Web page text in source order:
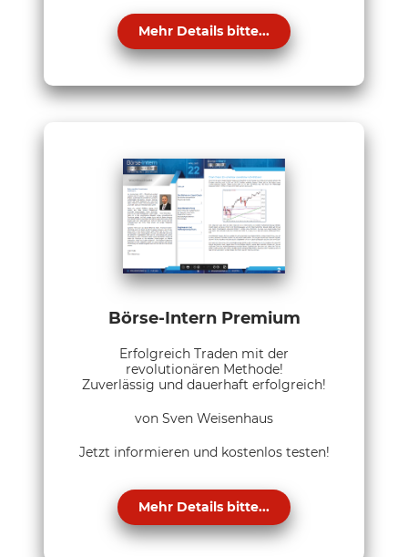
Mehr Details bitte...
Börse-Intern Premium
Erfolgreich Traden mit der
revolutionären Methode!
Zuverlässig und dauerhaft erfolgreich!
von Sven Weisenhaus
Jetzt informieren und kostenlos testen!
Mehr Details bitte...